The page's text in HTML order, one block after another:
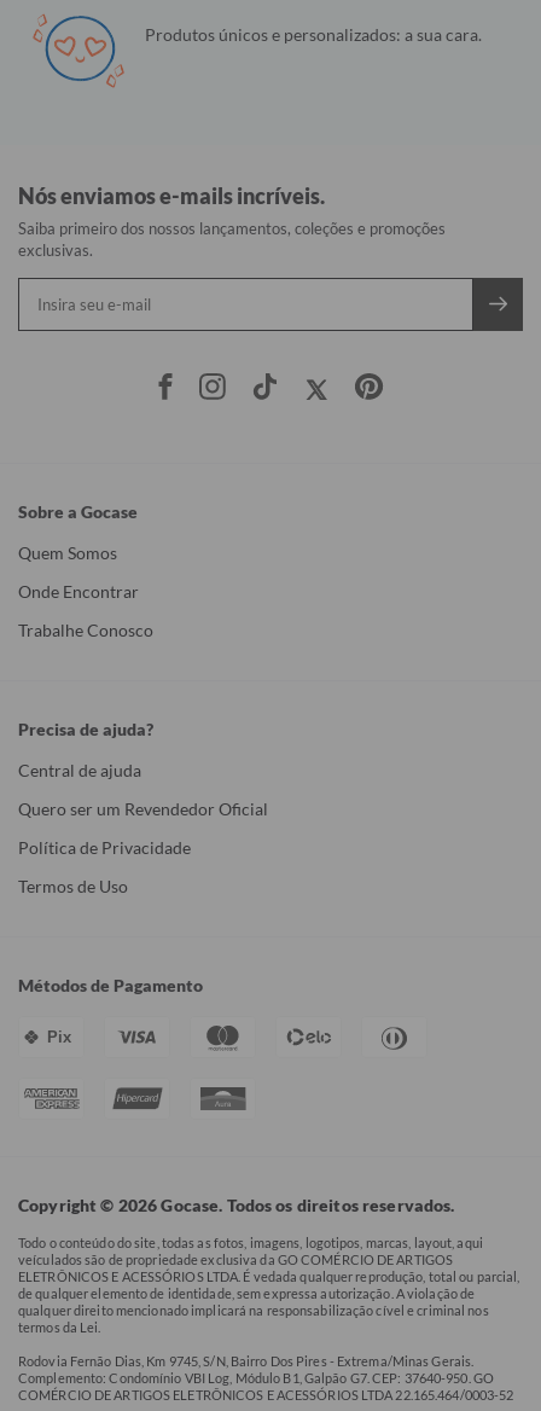
Produtos únicos e personalizados: a sua cara.
Nós enviamos e-mails incríveis.
Saiba primeiro dos nossos lançamentos, coleções e promoções
exclusivas.
Sobre a Gocase
Quem Somos
Onde Encontrar
Trabalhe Conosco
Precisa de ajuda?
Central de ajuda
Quero ser um Revendedor Oficial
Política de Privacidade
Termos de Uso
Métodos de Pagamento
Pix
Copyright © 2026 Gocase. Todos os direitos reservados.
Todo o conteúdo do site, todas as fotos, imagens, logotipos, marcas, layout, aqui
veículados são de propriedade exclusiva da GO COMÉRCIO DE ARTIGOS
ELETRÔNICOS E ACESSÓRIOS LTDA. É vedada qualquer reprodução, total ou parcial,
de qualquer elemento de identidade, sem expressa autorização. A violação de
qualquer direito mencionado implicará na responsabilização cível e criminal nos
termos da Lei.
Rodovia Fernão Dias, Km 9745, S/N, Bairro Dos Pires - Extrema/Minas Gerais.
Complemento: Condomínio VBI Log, Módulo B1, Galpão G7. CEP: 37640-950. GO
COMÉRCIO DE ARTIGOS ELETRÔNICOS E ACESSÓRIOS LTDA 22.165.464/0003-52